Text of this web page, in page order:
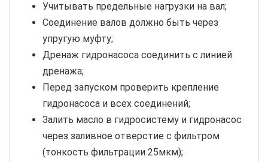
Учитывать предельные нагрузки на вал;
Соединение валов должно быть через
упругую муфту;
Дренаж гидронасоса соединить с линией
дренажа;
Перед запуском проверить крепление
гидронасоса и всех соединений;
Залить масло в гидросистему и гидронасос
через заливное отверстие с фильтром
(тонкость фильтрации 25мкм);